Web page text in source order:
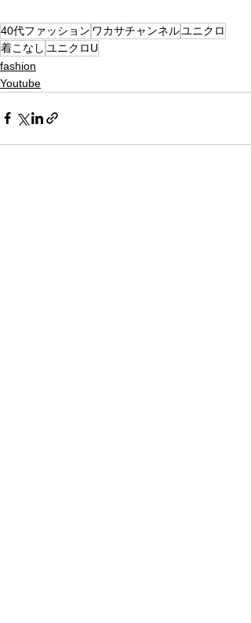
40代ファッション ワカサチャンネルユニクロ
着こなし ユニクロU
fashion
Youtube